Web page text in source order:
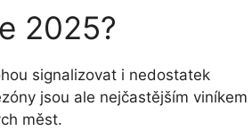
2025?
signalizovat i nedostatek
jsou ale nejčastějším viníkem
měst.